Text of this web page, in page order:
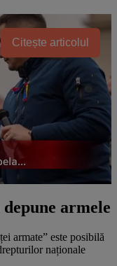
Citește articolul
armele
armate” este posibilă
naționale